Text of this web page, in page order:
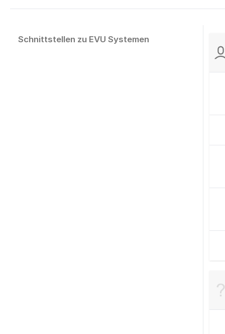
Schnittstellen zu EVU Systemen